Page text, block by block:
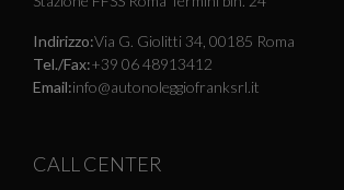
Indirizzo:Via G. Giolitti 34, 00185 Roma
Tel./Fax:+39 06 48913412
Email:info@autonoleggiofranksrl.it
CALL CENTER